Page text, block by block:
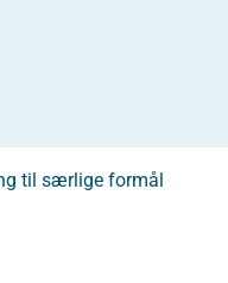
til særlige formål